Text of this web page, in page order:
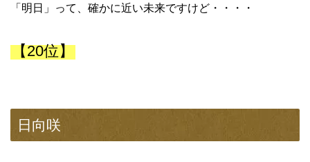
「明日」って、確かに近い未来ですけど・・・・
【20位】
日向咲